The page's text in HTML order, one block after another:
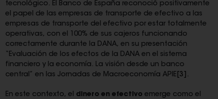
tecnológico. El Banco de España reconoció positivamente
el papel de las empresas de transporte de efectivo a las
empresas de transporte del efectivo por estar totalmente
operativas, con el 100% de sus cajeros funcionando
correctamente durante la DANA, en su presentación
“Evaluación de los efectos de la DANA en el sistema
financiero y la economía. La visión desde un banco
central” en las Jornadas de Macroeconomía APIE [3] .
En este contexto, el dinero en efectivo emerge como el